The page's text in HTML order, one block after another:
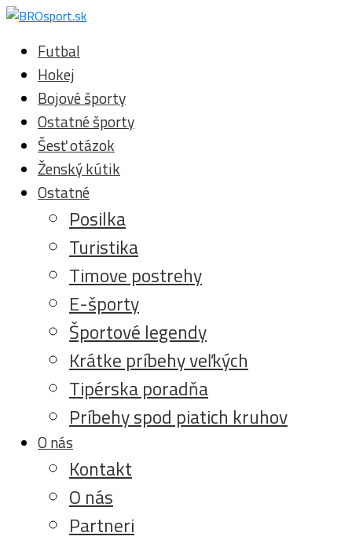
Futbal
Hokej
Bojové športy
Ostatné športy
Šesť otázok
Ženský kútik
Ostatné
Posilka
Turistika
Timove postrehy
E-športy
Športové legendy
Krátke príbehy veľkých
Tipérska poradňa
Príbehy spod piatich kruhov
O nás
Kontakt
O nás
Partneri